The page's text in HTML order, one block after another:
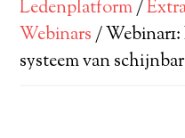
Ledenplatform/
Webinars/
systeem van